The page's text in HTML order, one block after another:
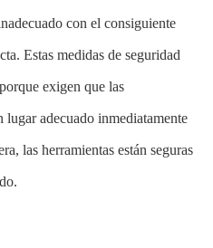
con el consiguiente
Estas medidas de seguridad
exigen que las
lugar adecuado inmediatamente
las herramientas están seguras